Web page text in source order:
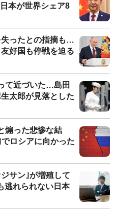
本が世界シェア8
失ったとの指摘も…
好国も停戦を迫る
て近づいた…島田
太郎が見落とした
煽った悲惨な結
ロシアに向かった
サン｣が増殖して
逃れられない日本